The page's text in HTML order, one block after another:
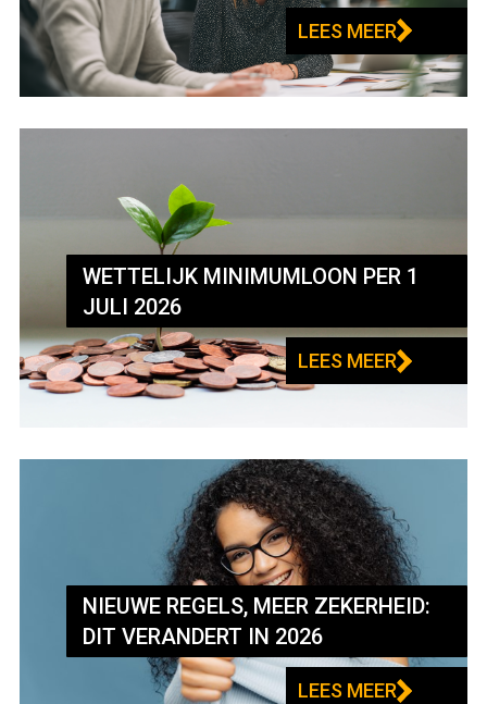
LEES MEER
WETTELIJK MINIMUMLOON PER 1
JULI 2026
LEES MEER
NIEUWE REGELS, MEER ZEKERHEID:
DIT VERANDERT IN 2026
LEES MEER